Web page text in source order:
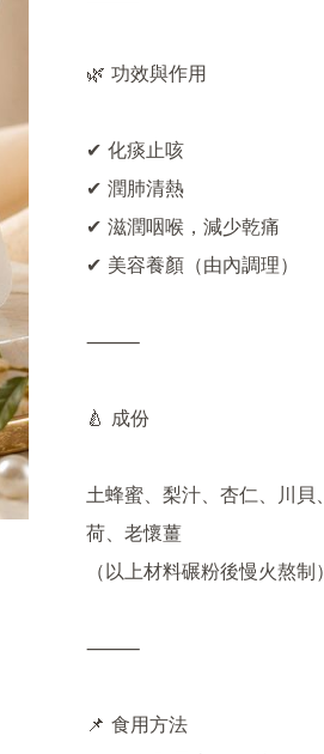
🌿 功效與作用
✔ 化痰止咳
✔ 潤肺清熱
✔ 滋潤咽喉，減少乾痛
✔ 美容養顏（由內調理）
⸻
🍐 成份
土蜂蜜、梨汁、杏仁、川貝
荷、老懷薑
（以上材料碾粉後慢火熬制）
⸻
📌 食用方法